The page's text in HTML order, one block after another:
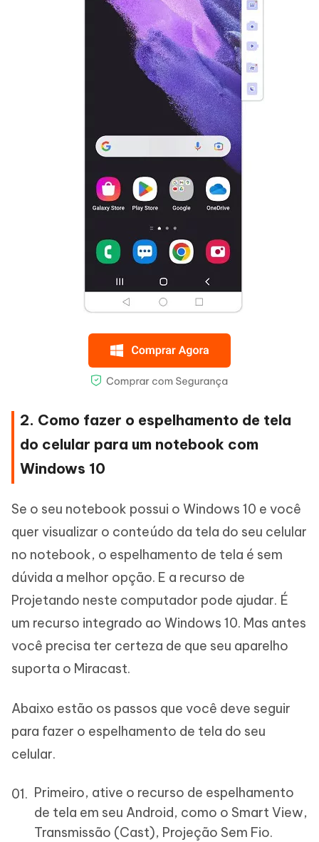
2. Como fazer o espelhamento de tela
do celular para um notebook com
Windows 10
Se o seu notebook possui o Windows 10 e você
quer visualizar o conteúdo da tela do seu celular
no notebook, o espelhamento de tela é sem
dúvida a melhor opção. E a recurso de
Projetando neste computador pode ajudar. É
um recurso integrado ao Windows 10. Mas antes
você precisa ter certeza de que seu aparelho
suporta o Miracast.
Abaixo estão os passos que você deve seguir
para fazer o espelhamento de tela do seu
celular.
Primeiro, ative o recurso de espelhamento
de tela em seu Android, como o Smart View,
Transmissão (Cast), Projeção Sem Fio.